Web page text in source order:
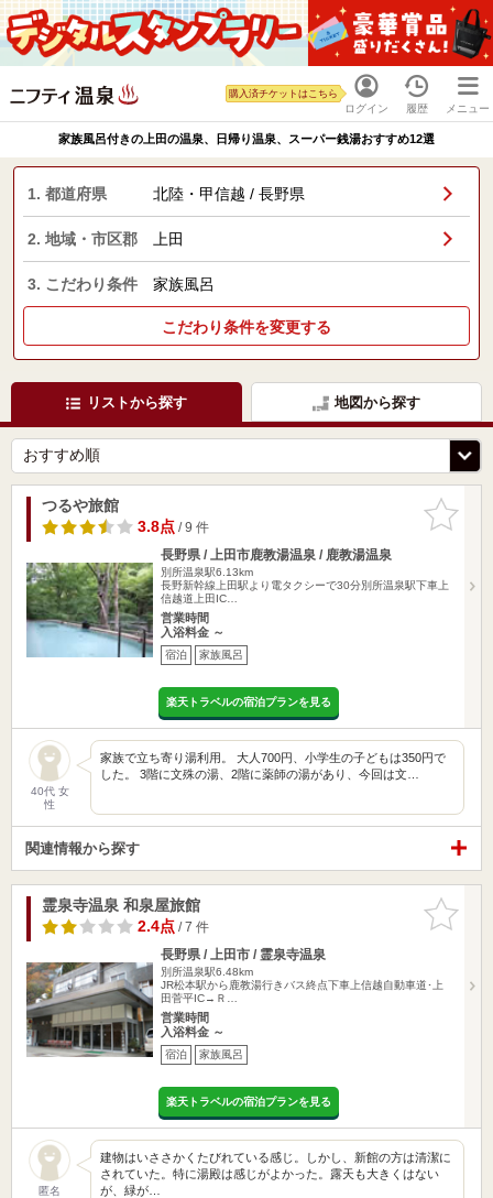
ログイン
購入済チケットはこちら
履歴 メニュー
家族風呂付きの上田の温泉、日帰り温泉、スーパー銭湯おすすめ12選
1. 都道府県 北陸・甲信越 / 長野県
2. 地域・市区郡 上田
3. こだわり条件 家族風呂
こだわり条件を変更する
リストから探す 地図から探す
お気に入
りに追加
つるや旅館
3.8点/ 9 件
長野県 / 上田市鹿教湯温泉 / 鹿教湯温泉
別所温泉駅6.13km
長野新幹線上田駅より電タクシーで30分別所温泉駅下車上
信越道上田IC…
営業時間
入浴料金 ～
宿泊 家族風呂
楽天トラベルの宿泊プランを見る
40代 女
性
家族で立ち寄り湯利用。 大人700円、小学生の子どもは350円で
した。 3階に文殊の湯、2階に薬師の湯があり、今回は文…
関連情報から探す
お気に入
りに追加
霊泉寺温泉 和泉屋旅館
2.4点/ 7 件
長野県 / 上田市 / 霊泉寺温泉
別所温泉駅6.48km
JR松本駅から鹿教湯行きバス終点下車上信越自動車道･上
田菅平IC→Ｒ…
営業時間
入浴料金 ～
宿泊 家族風呂
楽天トラベルの宿泊プランを見る
匿名
建物はいささかくたびれている感じ。しかし、新館の方は清潔に
されていた。特に湯殿は感じがよかった。露天も大きくはない
が、緑が…